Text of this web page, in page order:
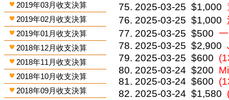
2019年03月收支決算
2019年02月收支決算
2019年01月收支決算
2018年12月收支決算
2018年11月收支決算
2018年10月收支決算
2018年09月收支決算
2025-03-25 $1,000
2025-03-25 $1,000
2025-03-25 $500
2025-03-25 $2,900
2025-03-25 $600
2025-03-24 $200
2025-03-24 $600
2025-03-24 $1,580